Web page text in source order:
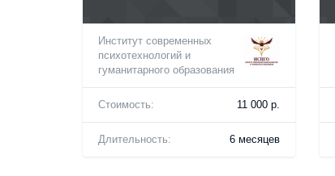
Институт современных
психотехнологий и
гуманитарного образования
Стоимость: 11 000 р.
Длительность: 6 месяцев